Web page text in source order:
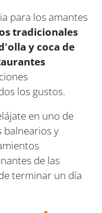
para los amantes
tradicionales
y coca de
los gustos.
en uno de
balnearios y
de las
terminar un día